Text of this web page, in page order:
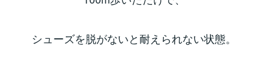
シューズを脱がないと耐えられない状態。